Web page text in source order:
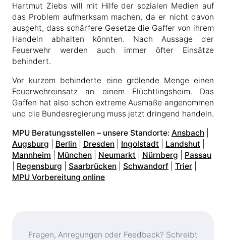
Hartmut Ziebs will mit Hilfe der sozialen Medien auf
das Problem aufmerksam machen, da er nicht davon
ausgeht, dass schärfere Gesetze die Gaffer von ihrem
Handeln abhalten könnten. Nach Aussage der
Feuerwehr werden auch immer öfter Einsätze
behindert.
Vor kurzem behinderte eine grölende Menge einen
Feuerwehreinsatz an einem Flüchtlingsheim. Das
Gaffen hat also schon extreme Ausmaße angenommen
und die Bundesregierung muss jetzt dringend handeln.
MPU Beratungsstellen – unsere Standorte: Ansbach
Augsburg
Berlin Dresden Ingolstadt Landshut
Mannheim
München Neumarkt Nürnberg
Passau
Regensburg Saarbrücken Schwandorf Trier
MPU Vorbereitung online
Fragen, Anregungen oder Feedback? Schreibt